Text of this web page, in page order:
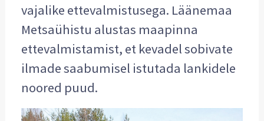
vajalike ettevalmistusega. Läänemaa
Metsaühistu alustas maapinna
ettevalmistamist, et kevadel sobivate
ilmade saabumisel istutada lankidele
noored puud.